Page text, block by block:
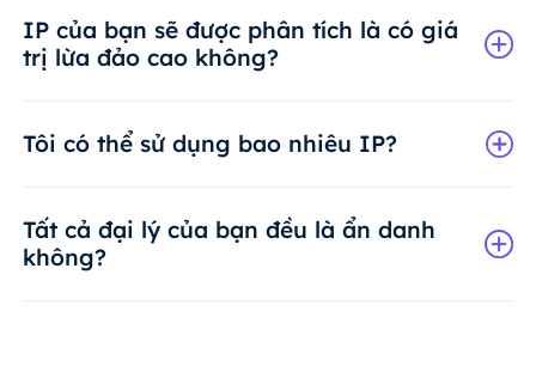
IP của bạn sẽ được phân tích là có giá
trị lừa đảo cao không?
Tôi có thể sử dụng bao nhiêu IP?
Tất cả đại lý của bạn đều là ẩn danh
không?